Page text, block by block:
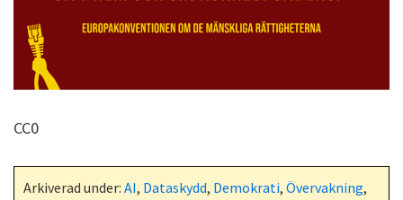
CC0
Arkiverad under: AI, Dataskydd, Demokrati, Övervakning,